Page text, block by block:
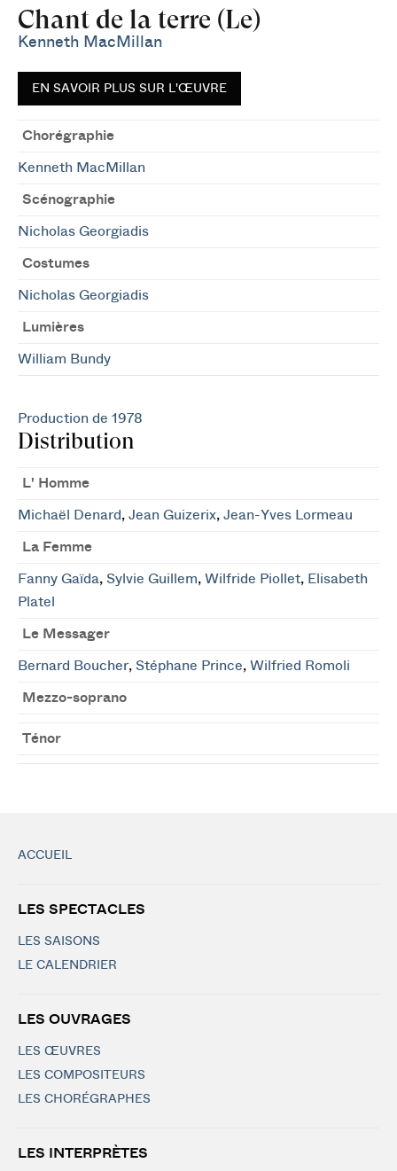
Chant de la terre (Le)
Kenneth MacMillan
EN SAVOIR PLUS SUR L'ŒUVRE
Chorégraphie
Kenneth MacMillan
Scénographie
Nicholas Georgiadis
Costumes
Nicholas Georgiadis
Lumières
William Bundy
Production de 1978
Distribution
L' Homme
Michaël Denard, Jean Guizerix, Jean-Yves Lormeau
La Femme
Fanny Gaïda, Sylvie Guillem, Wilfride Piollet, Elisabeth
Platel
Le Messager
Bernard Boucher, Stéphane Prince, Wilfried Romoli
Mezzo-soprano
Ténor
ACCUEIL
LES SPECTACLES
LES SAISONS
LE CALENDRIER
LES OUVRAGES
LES ŒUVRES
LES COMPOSITEURS
LES CHORÉGRAPHES
LES INTERPRÈTES